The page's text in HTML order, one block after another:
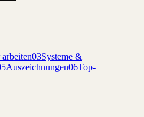
03Systeme &
Auszeichnungen06Top-